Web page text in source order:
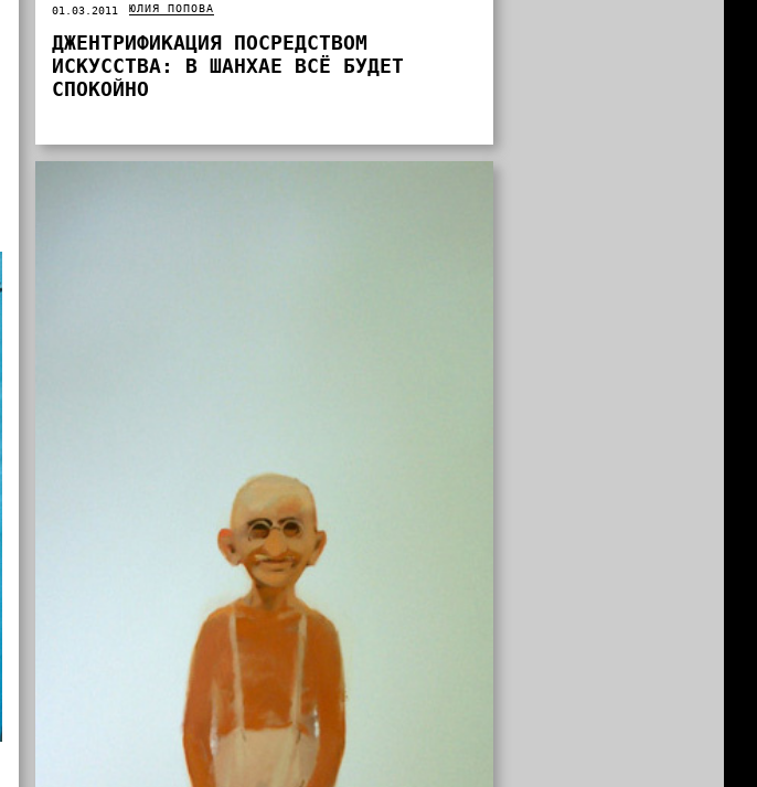
01.03.2011 ЮЛИЯ ПОПОВА
ДЖЕНТРИФИКАЦИЯ ПОСРЕДСТВОМ
ИСКУССТВА: В ШАНХАЕ ВСЁ БУДЕТ
СПОКОЙНО